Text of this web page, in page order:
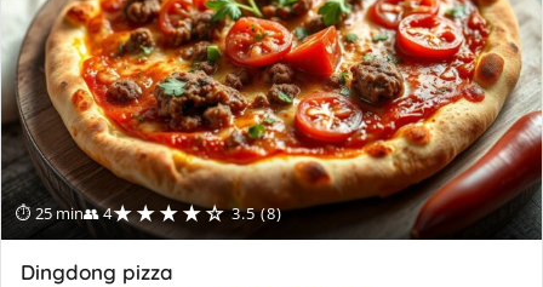
⏱ 25 min👥 4★★★★☆ 3.5 (8)
Dingdong pizza